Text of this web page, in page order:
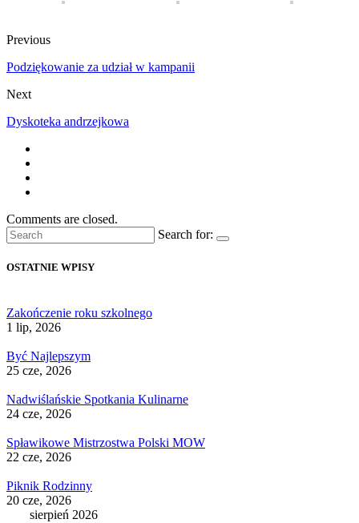
Previous
Podziękowanie za udział w kampanii
Next
Dyskoteka andrzejkowa
Comments are closed.
Search for:
OSTATNIE WPISY
Zakończenie roku szkolnego
1 lip, 2026
Być Najlepszym
25 cze, 2026
Nadwiślańskie Spotkania Kulinarne
24 cze, 2026
Spławikowe Mistrzostwa Polski MOW
22 cze, 2026
Piknik Rodzinny
20 cze, 2026
sierpień 2026